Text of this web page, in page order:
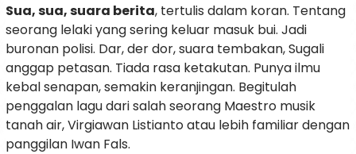
Sua, sua, suara berita, tertulis dalam koran. Tentang
seorang lelaki yang sering keluar masuk bui. Jadi
buronan polisi. Dar, der dor, suara tembakan, Sugali
anggap petasan. Tiada rasa ketakutan. Punya ilmu
kebal senapan, semakin keranjingan. Begitulah
penggalan lagu dari salah seorang Maestro musik
tanah air, Virgiawan Listianto atau lebih familiar dengan
panggilan Iwan Fals.